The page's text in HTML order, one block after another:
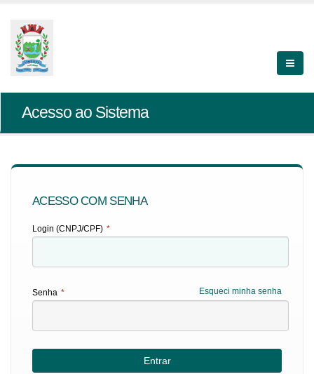
Acesso ao Sistema
ACESSO COM SENHA
Login (CNPJ/CPF) *
Esqueci minha senha
Senha *